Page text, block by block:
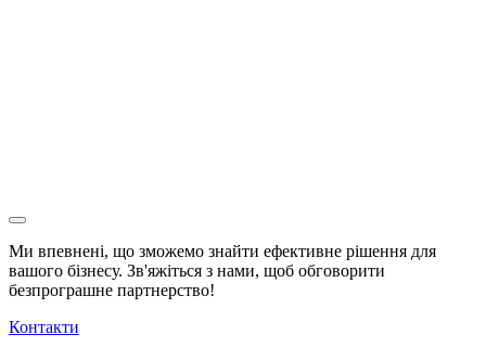
Ми впевнені, що зможемо знайти ефективне рішення для
вашого бізнесу. Зв'яжіться з нами, щоб обговорити
безпрограшне партнерство!
Контакти